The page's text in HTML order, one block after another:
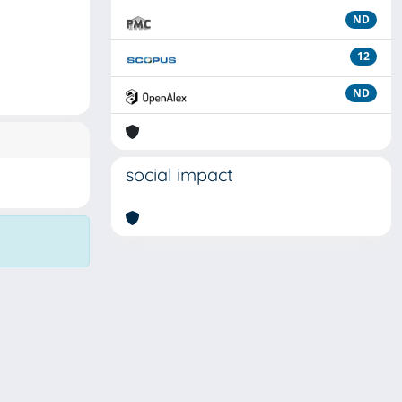
ND
12
ND
social impact